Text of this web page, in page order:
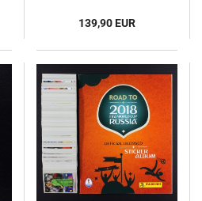
139,90 EUR